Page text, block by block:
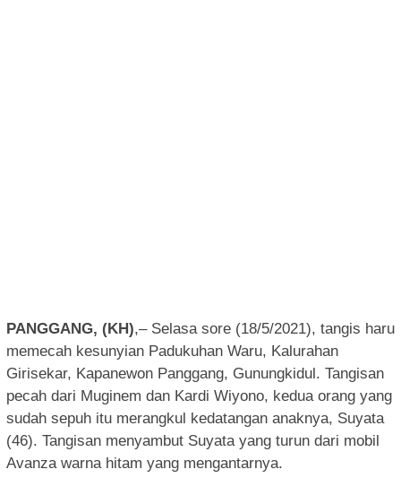
PANGGANG, (KH),– Selasa sore (18/5/2021), tangis haru
memecah kesunyian Padukuhan Waru, Kalurahan
Girisekar, Kapanewon Panggang, Gunungkidul. Tangisan
pecah dari Muginem dan Kardi Wiyono, kedua orang yang
sudah sepuh itu merangkul kedatangan anaknya, Suyata
(46). Tangisan menyambut Suyata yang turun dari mobil
Avanza warna hitam yang mengantarnya.